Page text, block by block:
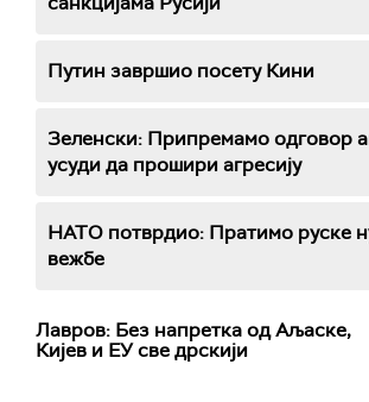
Путин завршио посету Кини
Зеленски: Припремамо одговор
усуди да прошири агресију
НАТО потврдио: Пратимо руске
вежбе
Лавров: Без напретка од Аљаске,
Кијев и ЕУ све дрскији